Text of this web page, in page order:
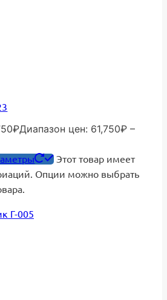
₽Диапазон цен: 61,750₽ –
Этот товар имеет
Опции можно выбрать